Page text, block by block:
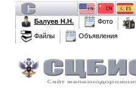
Балуев Н.Н.
Фото
Файлы
Объявления